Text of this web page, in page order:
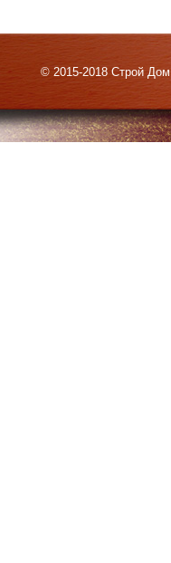
© 2015-2018 Строй Дом